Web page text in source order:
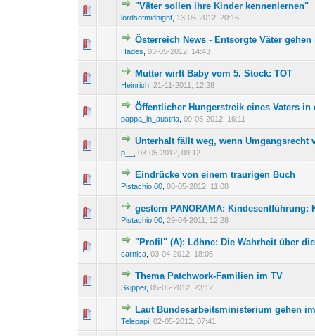
"Väter sollen ihre Kinder kennenlernen"
lordsofmidnight 13-05-2012, 20:16
0 Bewertung(en) - 0 von
1
Österreich News - Entsorgte Väter
Hades ,03-05-2012, 14:43
0 Bewertung(en) - 0 12
Mutter wirft Baby vom 5. Stock: TOT
Heinrich 21-11-2011, 12:28
0 Bewertung(en) - 0 von
Öffentlicher Hungerstreik eines Vaters in
pappa_in_austria ,09-05-2012, 16:11
0 Bewertung(en) - 0 von
12
Unterhalt fällt weg, wenn Umgangsrecht
p__ ,03-05-2012, 09:12
0 Bewertung(en) - 0 von
12
Eindrücke von einem traurigen Buch
Pistachio 00 ,08-05-2012, 11:08
0 Bewertung(en) - 0 von
gestern PANORAMA: Kindesentführung:
Pistachio 00 29-04-2011, 12:28
0 Bewertung(en) - 0 1 2
"Profil" (A): Löhne: Die Wahrheit über
carnica ,03-04-2012, 18:06
0 Bewertung(en) - 0 von
12
Thema Patchwork-Familien im TV
Skipper,05-05-2012, 23:12
0 Bewertung(en) - 0 von
Laut Bundesarbeitsministerium gehen
Telepapi ,02-05-2012, 07:41
0 Bewertung(en) - 0 12